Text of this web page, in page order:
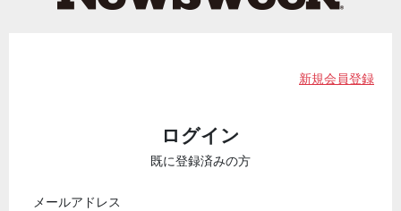
新規会員登録
ログイン
既に登録済みの方
メールアドレス